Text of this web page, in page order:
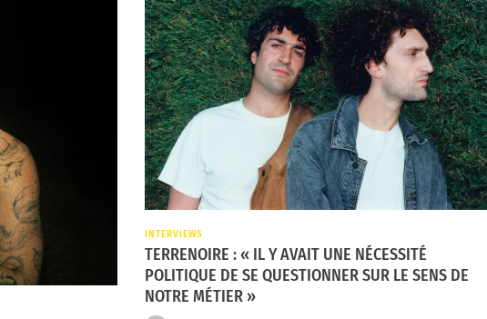
INTERVIEWS
TERRENOIRE : « IL Y AVAIT UNE NÉCESSITÉ
POLITIQUE DE SE QUESTIONNER SUR LE SENS DE
NOTRE MÉTIER »